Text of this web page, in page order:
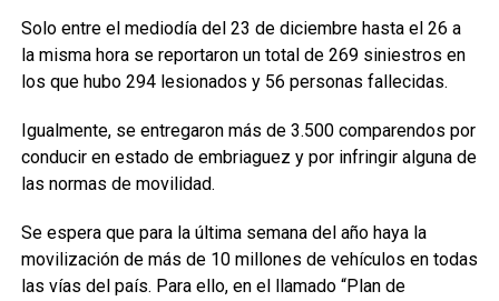
Solo entre el mediodía del 23 de diciembre hasta el 26 a
la misma hora se reportaron un total de 269 siniestros en
los que hubo 294 lesionados y 56 personas fallecidas.
Igualmente, se entregaron más de 3.500 comparendos por
conducir en estado de embriaguez y por infringir alguna de
las normas de movilidad.
Se espera que para la última semana del año haya la
movilización de más de 10 millones de vehículos en todas
las vías del país. Para ello, en el llamado “Plan de